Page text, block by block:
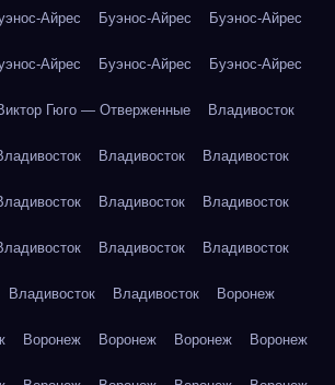
Айрес Буэнос-Айрес Буэнос-Айрес
Айрес Буэнос-Айрес Буэнос-Айрес
Гюго — Отверженные Владивосток
Владивосток Владивосток
Владивосток Владивосток
Владивосток Владивосток
Владивосток Владивосток Воронеж
Воронеж Воронеж Воронеж Воронеж